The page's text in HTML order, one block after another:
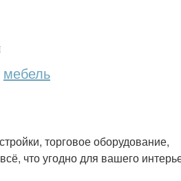
мебель
торговое оборудование,
что угодно для вашего